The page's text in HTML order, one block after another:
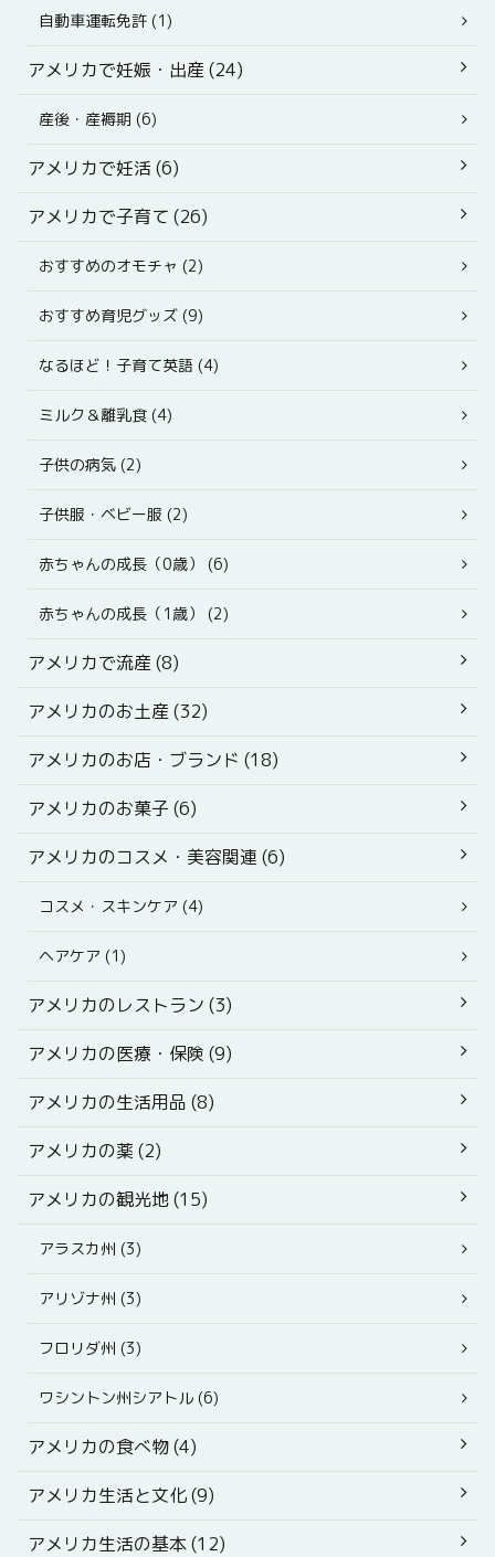
自動車運転免許 (1)
アメリカで妊娠・出産 (24)
産後・産褥期 (6)
アメリカで妊活 (6)
アメリカで子育て (26)
おすすめのオモチャ (2)
おすすめ育児グッズ (9)
なるほど！子育て英語 (4)
ミルク＆離乳食 (4)
子供の病気 (2)
子供服・ベビー服 (2)
赤ちゃんの成長（0歳） (6)
赤ちゃんの成長（1歳） (2)
アメリカで流産 (8)
アメリカのお土産 (32)
アメリカのお店・ブランド (18)
アメリカのお菓子 (6)
アメリカのコスメ・美容関連 (6)
コスメ・スキンケア (4)
ヘアケア (1)
アメリカのレストラン (3)
アメリカの医療・保険 (9)
アメリカの生活用品 (8)
アメリカの薬 (2)
アメリカの観光地 (15)
アラスカ州 (3)
アリゾナ州 (3)
フロリダ州 (3)
ワシントン州シアトル (6)
アメリカの食べ物 (4)
アメリカ生活と文化 (9)
アメリカ生活の基本 (12)